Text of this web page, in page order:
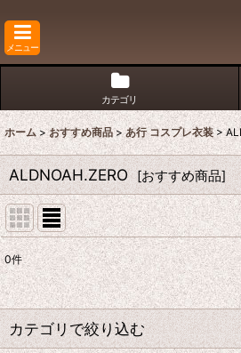
メニュー
カテゴリ
ホーム > おすすめ商品 > あ行 コスプレ衣装 >
ALDNOAH.ZERO [おすすめ商品]
表示数:
並び順:
0件
カテゴリで絞り込む